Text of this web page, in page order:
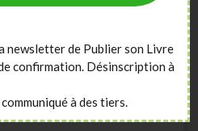
votre livre est une affaire
promouvoir ne doivent pas
bénéficier de bons
newsletter de Publier son Livre
confirmation. Désinscription à
à des tiers.